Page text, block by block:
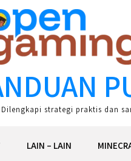
strategi praktis dan
LAIN – LAIN